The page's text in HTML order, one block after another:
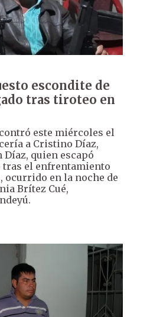
escondite de
tras tiroteo en
este miércoles el
a Cristino Díaz,
quien escapó
tras el enfrentamiento
ocurrido en la noche de
Brítez Cué,